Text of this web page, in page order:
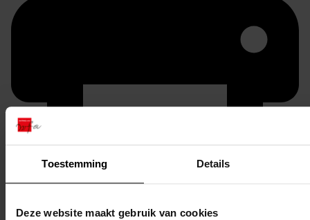
Toestemming Details
Deze website maakt gebruik van cookies
Printen